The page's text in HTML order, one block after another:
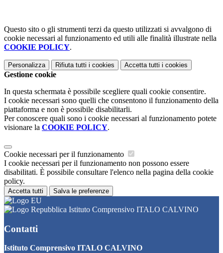
Questo sito o gli strumenti terzi da questo utilizzati si avvalgono di
cookie necessari al funzionamento ed utili alle finalità illustrate nella
COOKIE POLICY.
Personalizza Rifiuta tutti i cookies Accetta tutti i cookies
Gestione cookie
In questa schermata è possibile scegliere quali cookie consentire.
I cookie necessari sono quelli che consentono il funzionamento della
piattaforma e non è possibile disabilitarli.
Per conoscere quali sono i cookie necessari al funzionamento potete
visionare la COOKIE POLICY.
Cookie necessari per il funzionamento
I cookie necessari per il funzionamento non possono essere
disabilitati. È possibile consultare l'elenco nella pagina della cookie
policy.
Accetta tutti Salva le preferenze
Istituto Comprensivo ITALO CALVINO
Contatti
Istituto Comprensivo ITALO CALVINO